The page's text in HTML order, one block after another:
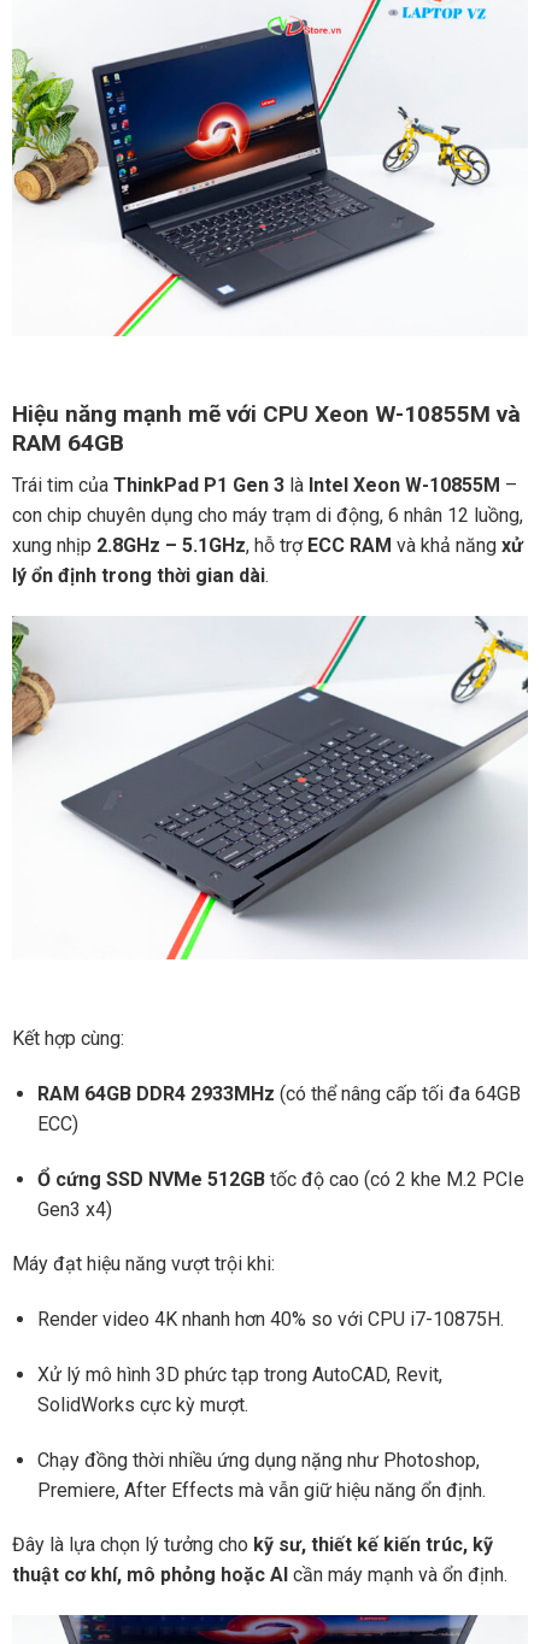
Hiệu năng mạnh mẽ với CPU Xeon W-10855M và
RAM 64GB
Trái tim của ThinkPad P1 Gen 3là Intel Xeon W-10855M –
con chip chuyên dụng cho máy trạm di động, 6 nhân 12 luồng,
xung nhịp 2.8GHz – 5.1GHz, hỗ trợ ECC RAM và khả năng xử
lý ổn định trong thời gian dài.
Kết hợp cùng:
RAM 64GB DDR4 2933MHz (có thể nâng cấp tối đa 64GB
ECC)
Ổ cứng SSD NVMe 512GBtốc độ cao (có 2 khe M.2 PCIe
Gen3 x4)
Máy đạt hiệu năng vượt trội khi:
Render video 4K nhanh hơn 40% so với CPU i7-10875H.
Xử lý mô hình 3D phức tạp trong AutoCAD, Revit,
SolidWorks cực kỳ mượt.
Chạy đồng thời nhiều ứng dụng nặng như Photoshop,
Premiere, After Effects mà vẫn giữ hiệu năng ổn định.
Đây là lựa chọn lý tưởng cho kỹ sư, thiết kế kiến trúc, kỹ
thuật cơ khí, mô phỏng hoặc AI cần máy mạnh và ổn định.